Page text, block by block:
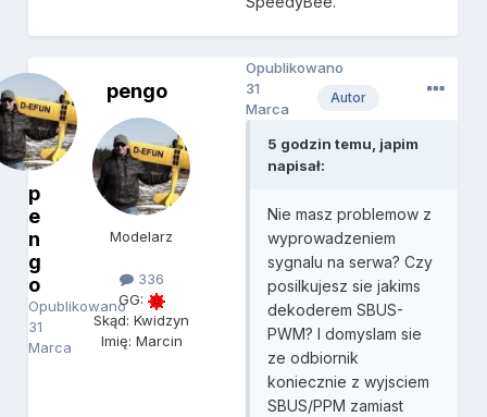
p
e
n
g
o
Opublikowano
31
Marca
pengo
Modelarz
336
GG:
Skąd: Kwidzyn
Imię: Marcin
Autor
Opublikowano
31
Marca
5 godzin temu, japim
napisał:
Nie masz problemow z
wyprowadzeniem
sygnalu na serwa? Czy
posilkujesz sie jakims
dekoderem SBUS-
PWM? I domyslam sie
ze odbiornik
koniecznie z wyjsciem
SBUS/PPM zamiast